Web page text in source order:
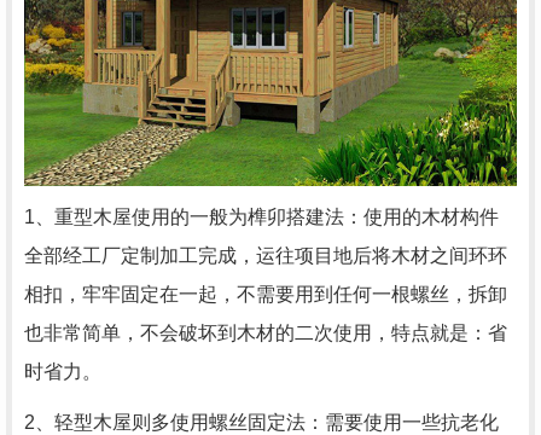
1、重型木屋使用的一般为榫卯搭建法：使用的木材构件
全部经工厂定制加工完成，运往项目地后将木材之间环环
相扣，牢牢固定在一起，不需要用到任何一根螺丝，拆卸
也非常简单，不会破坏到木材的二次使用，特点就是：省
时省力。
2、轻型木屋则多使用螺丝固定法：需要使用一些抗老化